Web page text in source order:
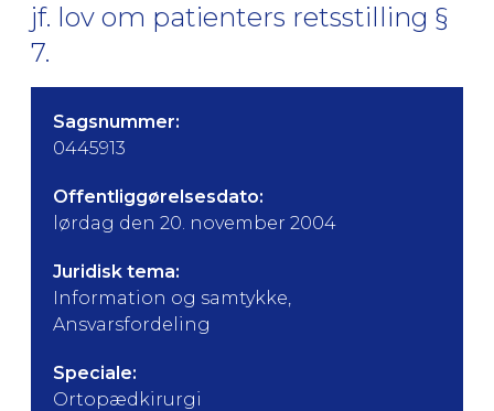
jf. lov om patienters retsstilling §
7.
Sagsnummer:
0445913
Offentliggørelsesdato:
lørdag den 20. november 2004
Juridisk tema:
Information og samtykke,
Ansvarsfordeling
Speciale:
Ortopædkirurgi